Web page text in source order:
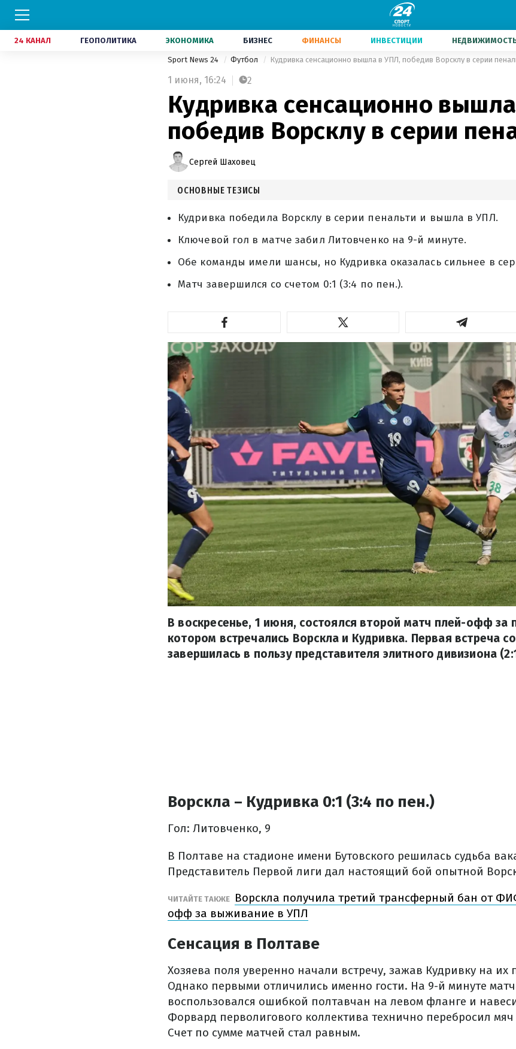
24 КАНАЛ ГЕОПОЛИТИКА ЭКОНОМИКА БИЗНЕС ФИНАНСЫ ИНВЕСТИЦИИ
Sport News 24 Футбол Кудривка сенсационно вышла в УПЛ, победив Ворсклу в серии
1 июня, 16:24 2
Кудривка сенсационно
победив Ворсклу в серии
Сергей Шаховец
ОСНОВНЫЕ ТЕЗИСЫ
Кудривка победила Ворсклу в серии пенальти и вышла в УПЛ.
Ключевой гол в матче забил Литовченко на 9-й минуте.
Обе команды имели шансы, но Кудривка оказалась сильнее в
Матч завершился со счетом 0:1 (3:4 по пен.).
В воскресенье, 1 июня, состоялся второй матч плей-офф за
котором встречались Ворскла и Кудривка. Первая встреча
завершилась в пользу представителя элитного дивизиона
Ворскла – Кудривка 0:1 (3:4 по пен.)
Гол: Литовченко, 9
В Полтаве на стадионе имени Бутовского решилась судьба
Представитель Первой лиги дал настоящий бой опытной
ЧИТАЙТЕ ТАКЖЕ
Ворскла получила третий трансферный бан от
офф за выживание в УПЛ
Сенсация в Полтаве
Хозяева поля уверенно начали встречу, зажав Кудривку на их
Однако первыми отличились именно гости. На 9-й минуте
воспользовался ошибкой полтавчан на левом фланге и
Форвард перволигового коллектива технично перебросил мяч
Счет по сумме матчей стал равным.